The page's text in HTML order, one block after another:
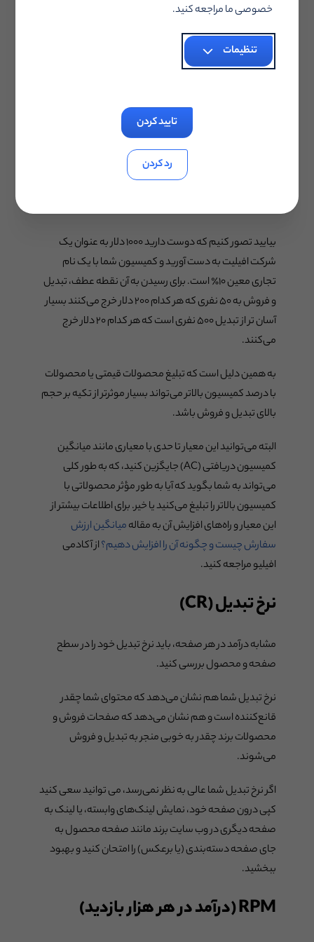
یا
EPC (درآمد به ازای هر کلیک) که معادل همان قبلی است اما
بیایید تصور کنیم که دوست دارید ۱۰۰۰ دلار به عنوان یک
شرکت افیلیت به دست آورید و کمیسیون شما با یک نام
تجاری معین ۱۰٪ است. برای رسیدن به آن نقطه عطف، تبدیل
و فروش به ۵۰ نفری که هر کدام ۲۰۰ دلار خرج می‌کنند بسیار
آسان تر از تبدیل ۵۰۰ نفری است که هر کدام ۲۰ دلار خرج
می‌کنند.
به همین دلیل است که تبلیغ محصولات قیمتی یا محصولات
با درصد کمیسیون بالاتر می‌تواند بسیار موثرتر از تکیه بر حجم
بالای تبدیل و فروش باشد.
البته می‌توانید این معیار تا حدی با معیاری مانند میانگین
کمیسیون دریافتی (AC) جایگزین کنید، که به طور کلی
می‌تواند به شما بگوید که آیا به طور مؤثر محصولاتی با
کمیسیون بالاتر را تبلیغ می‌کنید یا خیر. برای اطلاعات بیشتر از
این معیار و راه‌های افزایش آن به مقالهمیانگین ارزش
سفارش چیست و چگونه آن را افزایش دهیم؟از آکادمی
افیلیو مراجعه کنید.
نرخ تبدیل (CR)
مشابه درآمد در هر صفحه، باید نرخ تبدیل خود را در سطح
صفحه و محصول بررسی کنید.
نرخ تبدیل شما هم نشان می‌دهد که محتوای شما چقدر
قانع‌کننده است و هم نشان می‌دهد که صفحات فروش و
محصولات برند چقدر به خوبی منجر به تبدیل و فروش
می‌شوند.
اگر نرخ تبدیل شما عالی به نظر نمی‌رسد، می توانید سعی کنید
کپی درون صفحه خود، نمایش لینک‌های وابسته، یا لینک به
صفحه دیگری در وب سایت برند مانند صفحه محصول به
جای صفحه دسته‌بندی (یا برعکس) را امتحان کنید و بهبود
ببخشید.
RPM (درآمد در هر هزار بازدید)
خصوصی ما مراجعه کنید.
تنظیمات
تایید کردن
رد کردن